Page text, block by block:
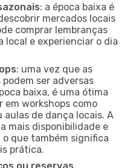
: a época baixa é
mercados locais
comprar lembranças
local e experienciar o dia
: uma vez que as
ser adversas
baixa, é uma ótima
em workshops como
de dança locais. A
mais disponibilidade e
o que também significa
prática.